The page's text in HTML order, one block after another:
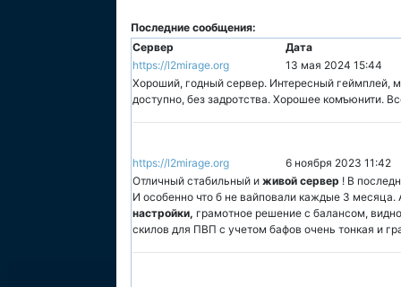
Последние сообщения:
Сервер
Дата
https://l2mirage.org
13 мая 2024 15:44
Хороший, годный сервер. Интересный геймплей,
доступно, без задротства. Хорошее комъюнити.
https://l2mirage.org
6 ноября 2023 11:42
Отличный стабильный и живой сервер ! В
И особенно что б не вайповали каждые 3 месяца.
настройки, грамотное решение с балансом,
скилов для ПВП с учетом бафов очень тонкая и